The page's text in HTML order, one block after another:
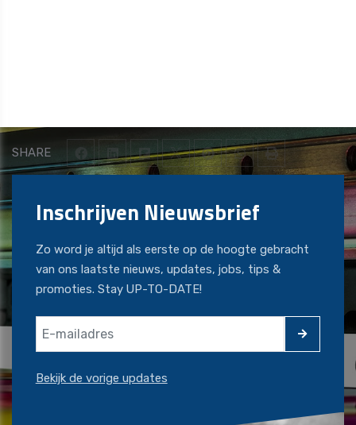
SHARE
Inschrijven Nieuwsbrief
Zo word je altijd als eerste op de hoogte gebracht
van ons laatste nieuws, updates, jobs, tips &
promoties. Stay UP-TO-DATE!
Bekijk de vorige updates